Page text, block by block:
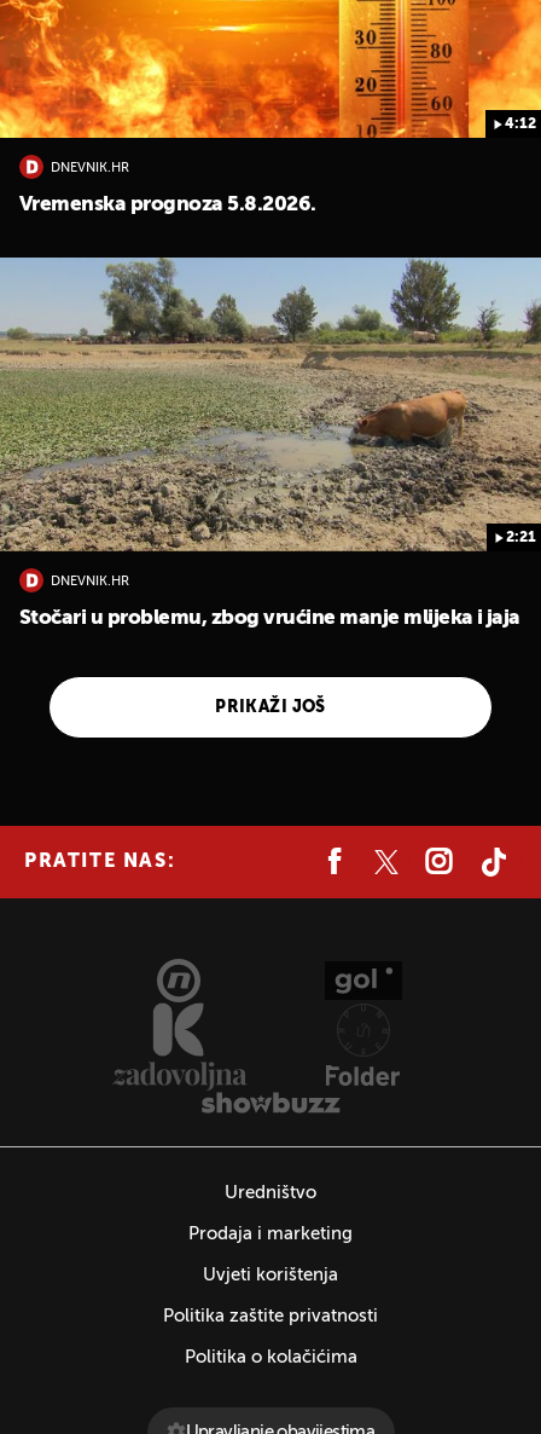
4:12
DNEVNIK.HR
Vremenska prognoza 5.8.2026.
2:21
DNEVNIK.HR
Stočari u problemu, zbog vrućine manje mlijeka i jaja
PRIKAŽI JOŠ
PRATITE NAS:
Uredništvo
Prodaja i marketing
Uvjeti korištenja
Politika zaštite privatnosti
Politika o kolačićima